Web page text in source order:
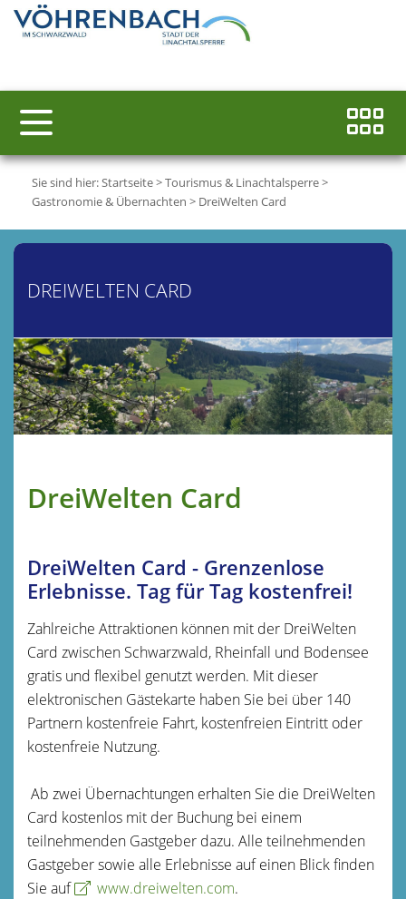
Sie sind hier:Startseite>Tourismus & Linachtalsperre>
Gastronomie & Übernachten > DreiWelten Card
DREIWELTEN CARD
DreiWelten Card
DreiWelten Card - Grenzenlose
Erlebnisse. Tag für Tag kostenfrei!
Zahlreiche Attraktionen können mit der DreiWelten
Card zwischen Schwarzwald, Rheinfall und Bodensee
gratis und flexibel genutzt werden. Mit dieser
elektronischen Gästekarte haben Sie bei über 140
Partnern kostenfreie Fahrt, kostenfreien Eintritt oder
kostenfreie Nutzung.
Ab zwei Übernachtungen erhalten Sie die DreiWelten
Card kostenlos mit der Buchung bei einem
teilnehmenden Gastgeber dazu. Alle teilnehmenden
Gastgeber sowie alle Erlebnisse auf einen Blick finden
Sie auf
www.dreiwelten.com.